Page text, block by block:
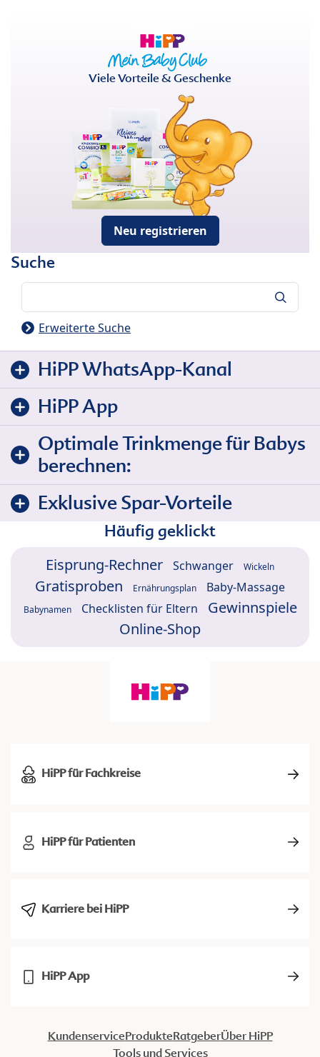
Viele Vorteile & Geschenke
Neu registrieren
Suche
Erweiterte Suche
HiPP WhatsApp-Kanal
HiPP App
Optimale Trinkmenge für Babys
berechnen:
Exklusive Spar-Vorteile
Häufig geklickt
Eisprung-Rechner Schwanger Wickeln
Gratisproben Ernährungsplan Baby-Massage
Babynamen Checklisten für Eltern
Gewinnspiele
Online-Shop
HiPP für Fachkreise
HiPP für Patienten
Karriere bei HiPP
HiPP App
KundenserviceProdukteRatgeberÜber HiPP
Tools und Services